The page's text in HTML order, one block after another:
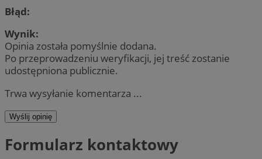
Błąd:
Wynik:
Opinia została pomyślnie dodana.
Po przeprowadzeniu weryfikacji, jej treść zostanie
udostępniona publicznie.
Trwa wysyłanie komentarza ...
Wyślij opinię
Formularz kontaktowy